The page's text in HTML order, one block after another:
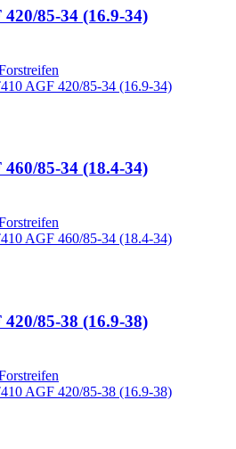
85-34 (16.9-34)
85-34 (18.4-34)
85-38 (16.9-38)